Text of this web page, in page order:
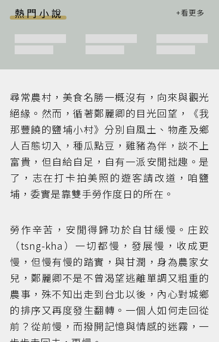
熱門小說
尋常農村，美食名勝一概沒有，向來與觀光
絕緣。然而，循著鄭麗卿的目光回望，《我
那豐饒的鹽埔小村》分別自風土、物產及鄉
人百態切入，種瓜點豆，雞豬為伴，談不上
富貴，但自給自足，自有一派安閒拙趣。是
了，志在打卡拍美照的遊客請改道，咱鹽
埔，委實是靠雙手勞作度日的所在。
勞作辛苦，安閒得歸功於自甘緩慢。庄跤
（tsng-kha）一切都慢，發展慢，收成更
慢，但慢有慢的踏實，與甘潤，身為農家女
兒，鄭麗卿不是不曾渴望逃離單調又粗重的
農事，殊不知出走到台北以後，內心對城鄉
的排序又再度發生翻轉。一個人如何走回從
前？從前慢，而撥開記憶與情感的迷霧，一